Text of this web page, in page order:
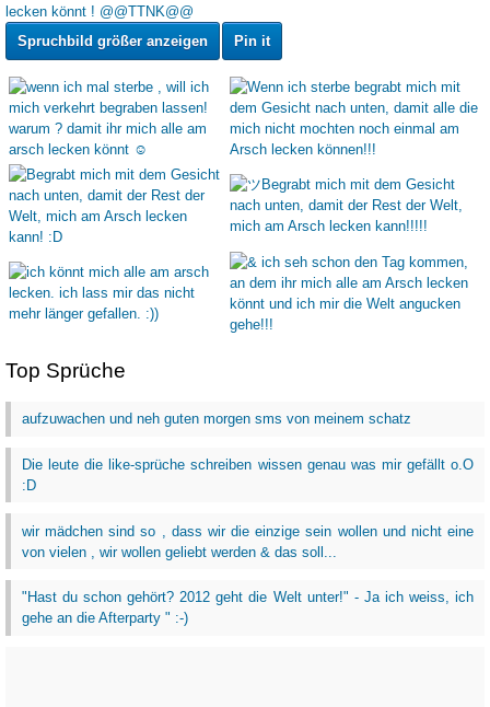
Spruchbild größer anzeigen Pin it
Top Sprüche
aufzuwachen und neh guten morgen sms von meinem schatz
Die leute die like-sprüche schreiben wissen genau was mir gefällt o.O
:D
wir mädchen sind so , dass wir die einzige sein wollen und nicht eine
von vielen , wir wollen geliebt werden & das soll...
"Hast du schon gehört? 2012 geht die Welt unter!" - Ja ich weiss, ich
gehe an die Afterparty " :-)